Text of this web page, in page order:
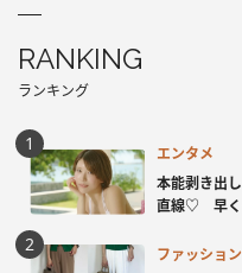
RANKING
ランキング
エンタメ
本能剥き出
直線♡ 早く
ファッション